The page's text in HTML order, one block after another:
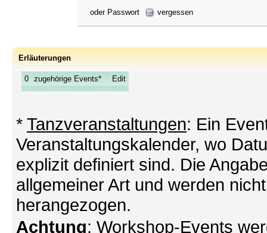
oder Passwort
vergessen
Erläuterungen
0 zugehörige Events* Edit
* Tanzveranstaltungen: Ein
Veranstaltungskalender, wo
explizit definiert sind. Die
allgemeiner Art und werden
herangezogen.
Achtung: Workshop-Events